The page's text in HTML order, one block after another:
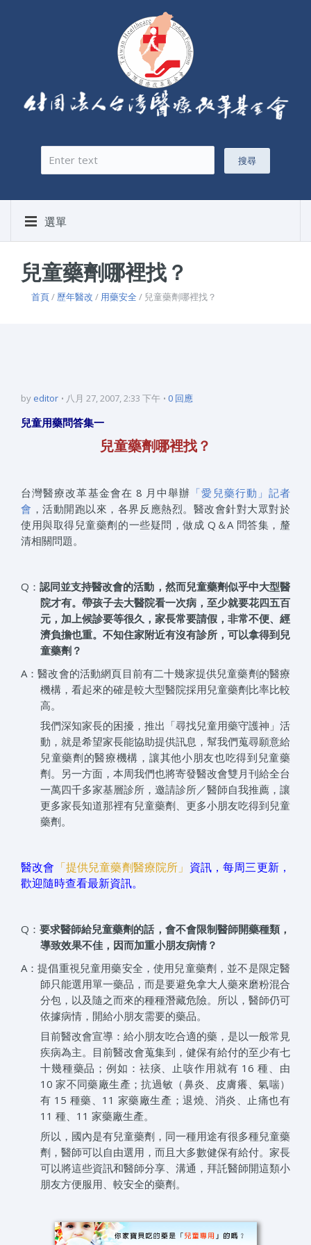
搜尋表單
搜尋
選單
兒童藥劑哪裡找？
首頁/ 歷年醫改 / 用藥安全/ 兒童藥劑哪裡找？
by editor 八月 27, 2007, 2:33 下午 0 回應
兒童用藥問答集一
兒童藥劑哪裡找？
台灣醫療改革基金會在 8 月中舉辦 「愛兒藥行動」記者
會 ，活動開跑以來，各界反應熱烈。醫改會針對大眾對於
使用與取得兒童藥劑的一些疑問，做成 Q＆A 問答集，釐
清相關問題。
Q：認同並支持醫改會的活動，然而兒童藥劑似乎中大型醫
院才有。帶孩子去大醫院看一次病，至少就要花四五百
元，加上候診要等很久，家長常要請假，非常不便、經
濟負擔也重。不知住家附近有沒有診所，可以拿得到兒
童藥劑？
A：醫改會的活動網頁目前有二十幾家提供兒童藥劑的醫療
機構，看起來的確是較大型醫院採用兒童藥劑比率比較
高。
我們深知家長的困擾，推出「尋找兒童用藥守護神」活
動，就是希望家長能協助提供訊息，幫我們蒐尋願意給
兒童藥劑的醫療機構，讓其他小朋友也吃得到兒童藥
劑。另一方面，本周我們也將寄發醫改會雙月刊給全台
一萬四千多家基層診所，邀請診所／醫師自我推薦，讓
更多家長知道那裡有兒童藥劑、更多小朋友吃得到兒童
藥劑。
醫改會 「提供兒童藥劑醫療院所」 資訊，每周三更新，
歡迎隨時查看最新資訊。
Q：要求醫師給兒童藥劑的話，會不會限制醫師開藥種類，
導致效果不佳，因而加重小朋友病情？
A：提倡重視兒童用藥安全，使用兒童藥劑，並不是限定醫
師只能選用單一藥品，而是要避免拿大人藥來磨粉混合
分包，以及隨之而來的種種潛藏危險。所以，醫師仍可
依據病情，開給小朋友需要的藥品。
目前醫改會宣導：給小朋友吃合適的藥，是以一般常見
疾病為主。目前醫改會蒐集到，健保有給付的至少有七
十幾種藥品；例如：祛痰、止咳作用就有 16 種、由
10 家不同藥廠生產；抗過敏（鼻炎、皮膚癢、氣喘）
有 15 種藥、11 家藥廠生產；退燒、消炎、止痛也有
11 種、11 家藥廠生產。
所以，國內是有兒童藥劑，同一種用途有很多種兒童藥
劑，醫師可以自由選用，而且大多數健保有給付。家長
可以將這些資訊和醫師分享、溝通，拜託醫師開這類小
朋友方便服用、較安全的藥劑。